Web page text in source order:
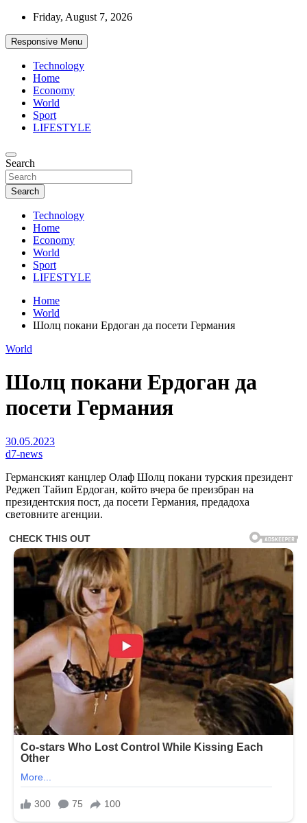
Skip
content
Friday, August 7, 2026
Responsive Menu
Technology
Home
Economy
World
Sport
LIFESTYLE
d7-news.com
News
Search
Search
Technology
Home
Economy
World
Sport
LIFESTYLE
Home
World
Шолц покани Ердоган да посети Германия
World
Шолц покани Ердоган да
посети Германия
30.05.2023
d7-news
Германският канцлер Олаф Шолц покани турския президент
Реджеп Тайип Ердоган, който вчера бе преизбран на
президентския пост, да посети Германия, предадоха
световните агенции.